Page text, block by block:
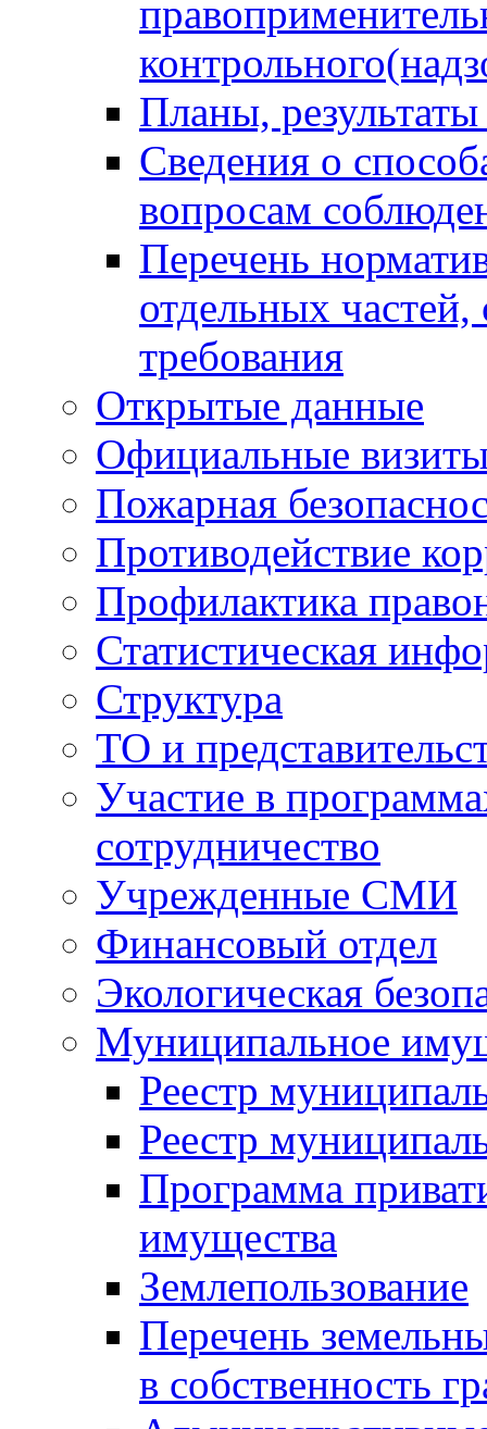
Планы,
Сведения о
вопросам
Перечень
отдельных
требования
Открытые данные
Официальные
Пожарная
Противодействие
Профилактика
Статистическая
Структура
ТО и
Участие в
сотрудничество
Учрежденные СМИ
Финансовый отдел
Экологическая
Муниципальное
Реестр
Реестр
Программа
имущества
Землепользование
Перечень
в собственность